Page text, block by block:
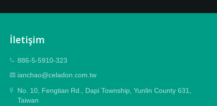
İletişim
886-5-5910-323
ianchao@celadon.com.tw
No. 10, Fengtian Rd., Dapi Township, Yunlin County 631,
Taiwan